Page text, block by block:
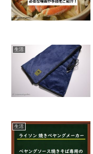
生活
生活